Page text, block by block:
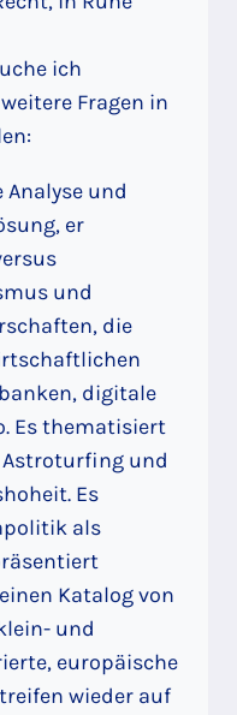
ich
Fragen in
Analyse und
er
und
die
digitale
Es thematisiert
Astroturfing und
Es
als
Katalog von
und
europäische
wieder auf